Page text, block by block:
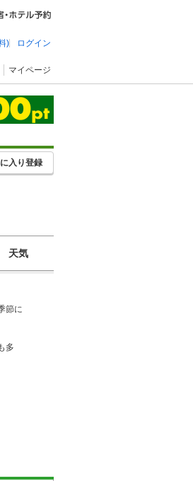
) ログイン
マイページ
入り登録
天気
節に
多